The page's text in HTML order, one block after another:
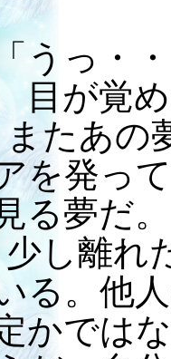
「うっ・
目が覚め
またあの
を発っ
る夢だ。
少し離れ
る。他
かでは